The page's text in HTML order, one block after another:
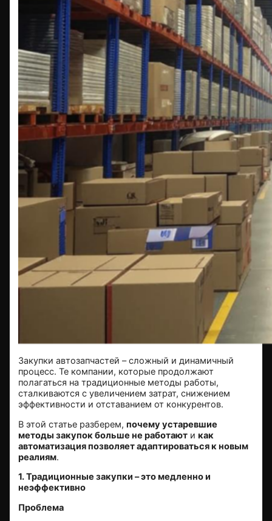
Закупки автозапчастей – сложный и динамичный
процесс. Те компании, которые продолжают
полагаться на традиционные методы работы,
сталкиваются с увеличением затрат, снижением
эффективности и отставанием от конкурентов.
В этой статье разберем,почему устаревшие
методы закупок больше не работают икак
автоматизация позволяет адаптироваться к новым
реалиям.
1. Традиционные закупки – это медленно и
неэффективно
Проблема